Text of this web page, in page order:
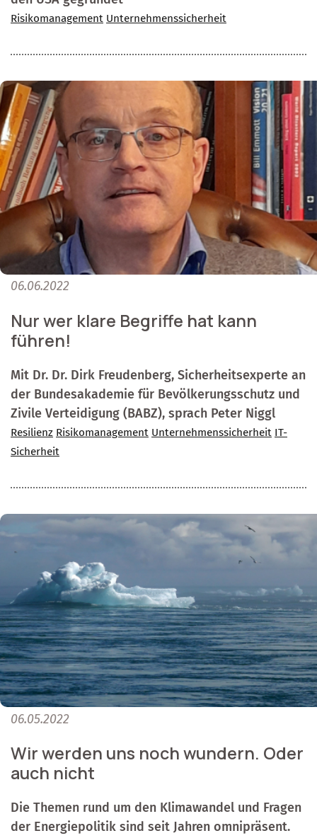
Risikomanagement Unternehmenssicherheit
06.06.2022
Nur wer klare Begriffe hat kann
führen!
Mit Dr. Dr. Dirk Freudenberg, Sicherheitsexperte an
der Bundesakademie für Bevölkerungsschutz und
Zivile Verteidigung (BABZ), sprach Peter Niggl
Resilienz Risikomanagement Unternehmenssicherheit IT-
Sicherheit
06.05.2022
Wir werden uns noch wundern. Oder
auch nicht
Die Themen rund um den Klimawandel und Fragen
der Energiepolitik sind seit Jahren omnipräsent.